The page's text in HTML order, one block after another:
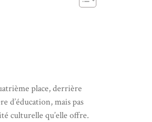
place, derrière
d’éducation, mais pas
culturelle qu’elle offre.